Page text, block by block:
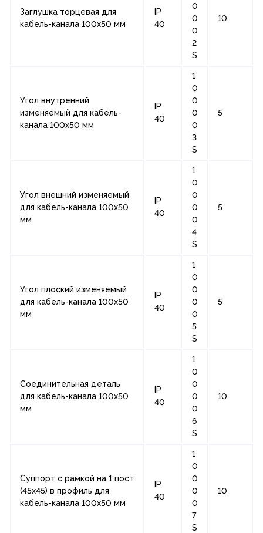
Заглушка торцевая для
кабель-канала 100х50 мм
IP
40
0
0
0
2
S
10
Угол внутренний
изменяемый для кабель-
канала 100х50 мм
IP
40
1
0
0
0
0
3
S
5
Угол внешний изменяемый
для кабель-канала 100х50
мм
IP
40
1
0
0
0
0
4
S
5
Угол плоский изменяемый
для кабель-канала 100х50
мм
IP
40
1
0
0
0
0
5
S
5
Соединительная деталь
для кабель-канала 100х50
мм
IP
40
1
0
0
0
0
6
S
10
Суппорт с рамкой на 1 пост
(45х45) в профиль для
кабель-канала 100х50 мм
IP
40
1
0
0
0
0
7
S
10